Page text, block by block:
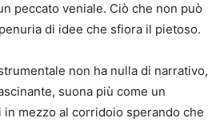
peccato veniale. Ciò che non può
di idee che sfiora il pietoso.
non ha nulla di narrativo,
suona più come un
mezzo al corridoio sperando che